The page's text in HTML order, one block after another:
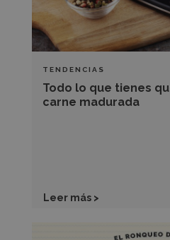
TENDENCIAS
Todo lo que tienes
carne madurada
sobre
la
carne
madurada
Leer más >